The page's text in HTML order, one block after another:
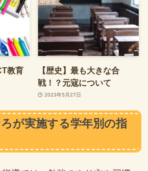
教育
【歴史】最も大きな合
戦！？元寇について
2023年5月27日
が実施する学年別の指